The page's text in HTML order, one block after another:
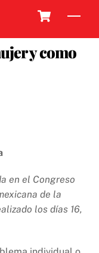
y como
en el Congreso
de la
los días 16,